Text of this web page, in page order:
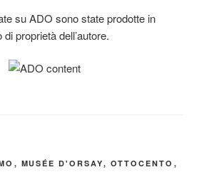
su ADO sono state prodotte in
proprietà dell’autore.
, MUSÉE D'ORSAY, OTTOCENTO ,